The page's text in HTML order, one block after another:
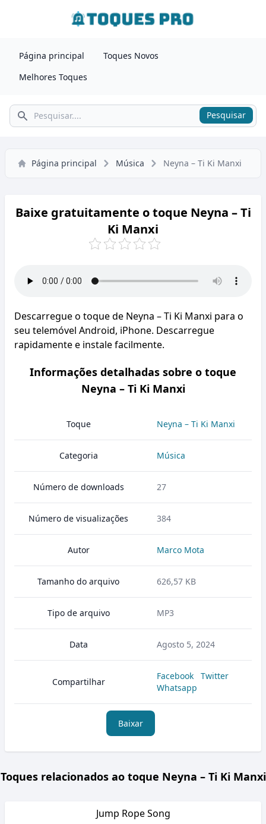
Página principal
Toques Novos
Melhores Toques
Pesquisar Pesquisar
Página principal Música Neyna – Ti Ki Manxi
Baixe gratuitamente o toque Neyna – Ti
Ki Manxi
Descarregue o toque de Neyna – Ti Ki Manxi para o
seu telemóvel Android, iPhone. Descarregue
rapidamente e instale facilmente.
Informações detalhadas sobre o toque
Neyna – Ti Ki Manxi
Toque Neyna – Ti Ki Manxi
Categoria Música
Número de downloads 27
Número de visualizações 384
Autor Marco Mota
Tamanho do arquivo 626,57 KB
Tipo de arquivo MP3
Data Agosto 5, 2024
Compartilhar
Facebook
Twitter
Whatsapp
Baixar
Toques relacionados ao toque Neyna – Ti Ki Manxi
Jump Rope Song